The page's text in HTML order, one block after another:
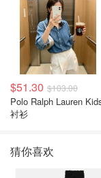
$51.30 $103.00
Polo Ralph Lauren Kids
衬衫
猜你喜欢